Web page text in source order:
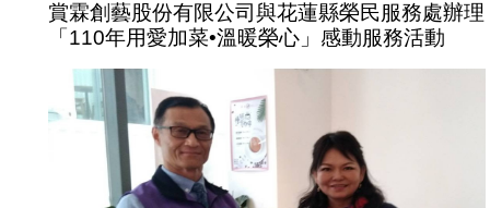
賞霖創藝股份有限公司與花蓮縣榮民服務處辦理
「110年用愛加菜•溫暖榮心」感動服務活動